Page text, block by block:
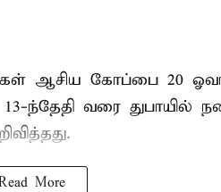
ஆசிய கோப்பை 20 ஓவர்
ந்தேதி வரை துபாயில்
More